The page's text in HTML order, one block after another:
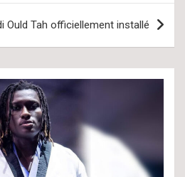
Ould Tah officiellement installé